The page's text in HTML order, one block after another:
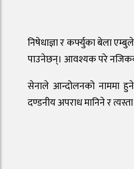
निषेधाज्ञा र कर्फ्युका बेला
पाउनेछन्। आवश्यक परे
सेनाले आन्दोलनको नाममा
दण्डनीय अपराध मानिने र